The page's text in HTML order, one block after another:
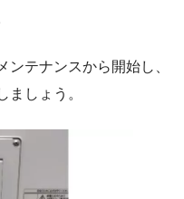
テナンスから開始し、
ましょう。